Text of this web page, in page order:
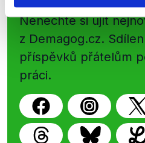
Nenechte si ujít
z Demagog.cz.
příspěvků přátelům
práci.